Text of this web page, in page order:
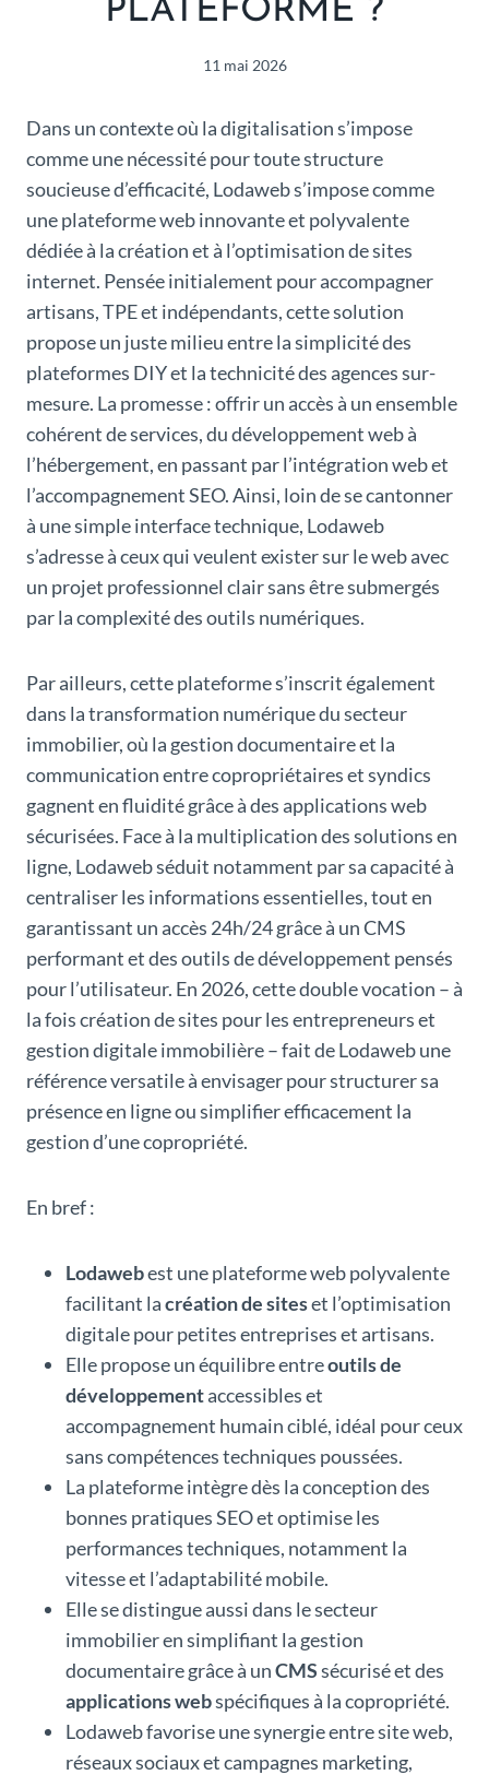
PLATEFORME ?
11 mai 2026
Dans un contexte où la digitalisation s’impose
comme une nécessité pour toute structure
soucieuse d’efficacité, Lodaweb s’impose comme
une plateforme web innovante et polyvalente
dédiée à la création et à l’optimisation de sites
internet. Pensée initialement pour accompagner
artisans, TPE et indépendants, cette solution
propose un juste milieu entre la simplicité des
plateformes DIY et la technicité des agences sur-
mesure. La promesse : offrir un accès à un ensemble
cohérent de services, du développement web à
l’hébergement, en passant par l’intégration web et
l’accompagnement SEO. Ainsi, loin de se cantonner
à une simple interface technique, Lodaweb
s’adresse à ceux qui veulent exister sur le web avec
un projet professionnel clair sans être submergés
par la complexité des outils numériques.
Par ailleurs, cette plateforme s’inscrit également
dans la transformation numérique du secteur
immobilier, où la gestion documentaire et la
communication entre copropriétaires et syndics
gagnent en fluidité grâce à des applications web
sécurisées. Face à la multiplication des solutions en
ligne, Lodaweb séduit notamment par sa capacité à
centraliser les informations essentielles, tout en
garantissant un accès 24h/24 grâce à un CMS
performant et des outils de développement pensés
pour l’utilisateur. En 2026, cette double vocation – à
la fois création de sites pour les entrepreneurs et
gestion digitale immobilière – fait de Lodaweb une
référence versatile à envisager pour structurer sa
présence en ligne ou simplifier efficacement la
gestion d’une copropriété.
En bref :
Lodawebest une plateforme web polyvalente
facilitant lacréation de siteset l’optimisation
digitale pour petites entreprises et artisans.
Elle propose un équilibre entreoutils de
développementaccessibles et
accompagnement humain ciblé, idéal pour ceux
sans compétences techniques poussées.
La plateforme intègre dès la conception des
bonnes pratiques SEO et optimise les
performances techniques, notamment la
vitesse et l’adaptabilité mobile.
Elle se distingue aussi dans le secteur
immobilier en simplifiant la gestion
documentaire grâce à unCMSsécurisé et des
applications webspécifiques à la copropriété.
Lodaweb favorise une synergie entre site web,
réseaux sociaux et campagnes marketing,